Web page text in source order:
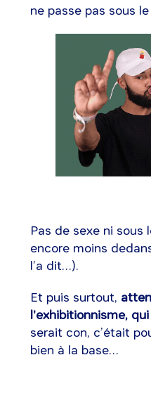
ne passe pas sous
Pas de sexe ni sous
encore moins
l’a dit…).
Et puis surtout,
l'exhibitionnisme,
serait con, c’était
bien à la base…